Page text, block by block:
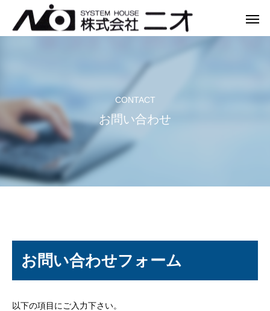
Warning
Warning
Warning
CONTACT
お問い合わせ
お問い合わせフォーム
以下の項目にご入力下さい。